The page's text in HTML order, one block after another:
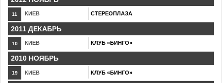
11 КИЕВ СТЕРЕОПЛАЗА
2011 ДЕКАБРЬ
10 КИЕВ КЛУБ «БИНГО»
2010 НОЯБРЬ
19 КИЕВ КЛУБ «БИНГО»